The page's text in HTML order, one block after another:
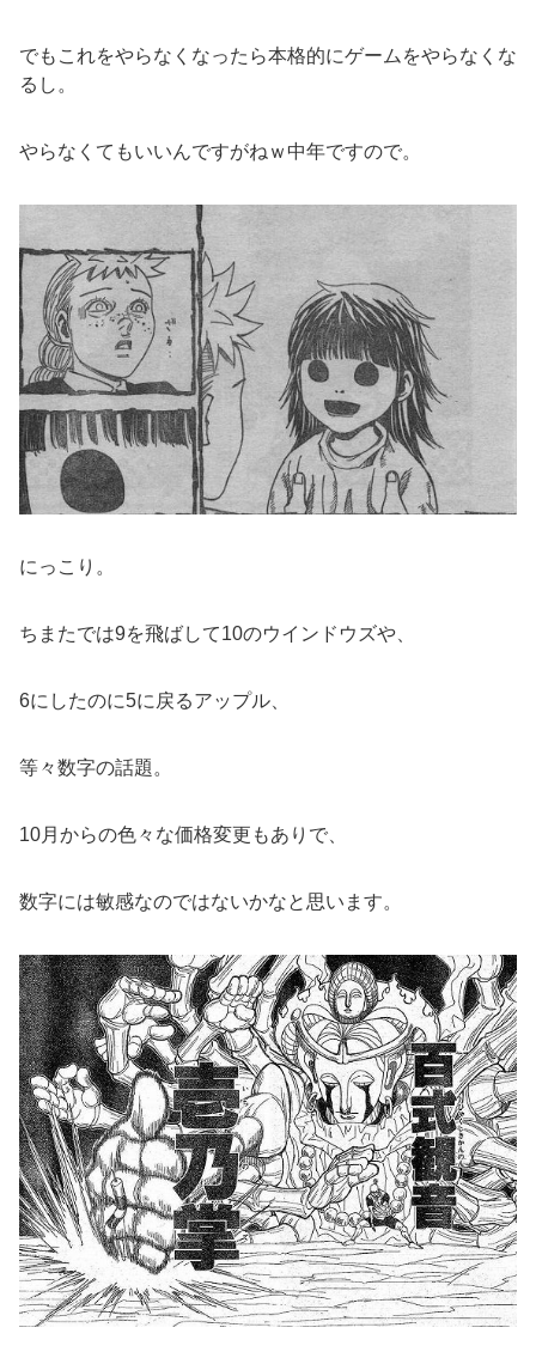
でもこれをやらなくなったら本格的にゲームをやらなくな
るし。
やらなくてもいいんですがねｗ中年ですので。
にっこり。
ちまたでは9を飛ばして10のウインドウズや、
6にしたのに5に戻るアップル、
等々数字の話題。
10月からの色々な価格変更もありで、
数字には敏感なのではないかなと思います。